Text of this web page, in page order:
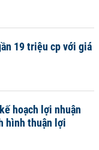
19 triệu cp với giá
hoạch lợi nhuận
hình thuận lợi